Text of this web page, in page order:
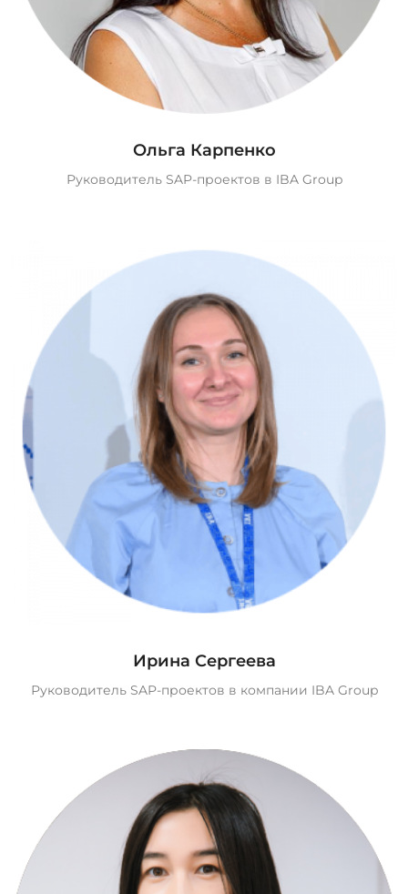
Ольга Карпенко
Руководитель SAP-проектов в IBA Group
Ирина Сергеева
Руководитель SAP-проектов в компании IBA Group